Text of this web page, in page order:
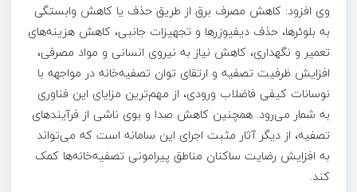
وی افزود: کاهش مصرف برق از طریق حذف یا کاهش وابستگی
به بلوئرها، حذف دیفیوزرها و تجهیزات جانبی، کاهش هزینه‌های
تعمیر و نگهداری، کاهش نیاز به نیروی انسانی و مواد مصرفی،
افزایش ظرفیت تصفیه و ارتقای توان تصفیه‌خانه در مواجهه با
نوسانات کیفی فاضلاب ورودی، از مهم‌ترین مزایای این فناوری
به شمار می‌رود. همچنین کاهش صدا و بوی ناشی از فرآیندهای
تصفیه، از دیگر آثار مثبت اجرای این سامانه است که می‌تواند
به افزایش رضایت ساکنان مناطق پیرامونی تصفیه‌خانه‌ها کمک
کند.